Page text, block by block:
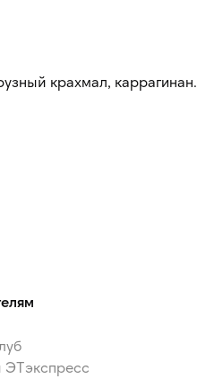
блюд и горячих блюд, так
крахмал, каррагинан.
ЭТэкспресс